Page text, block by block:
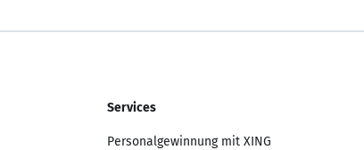
Services
Personalgewinnung mit XING